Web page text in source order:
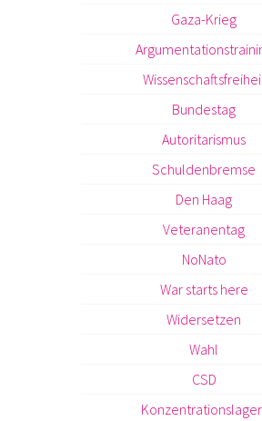
Gaza-Krieg
Bundestag
Autoritarismus
Schuldenbremse
Den Haag
Veteranentag
NoNato
War starts here
Widersetzen
Wahl
CSD